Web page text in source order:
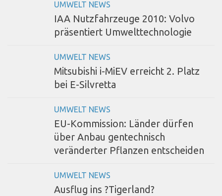
UMWELT NEWS
IAA Nutzfahrzeuge 2010: Volvo
präsentiert Umwelttechnologie
UMWELT NEWS
Mitsubishi i-MiEV erreicht 2. Platz
bei E-Silvretta
UMWELT NEWS
EU-Kommission: Länder dürfen
über Anbau gentechnisch
veränderter Pflanzen entscheiden
UMWELT NEWS
Ausflug ins ?Tigerland?